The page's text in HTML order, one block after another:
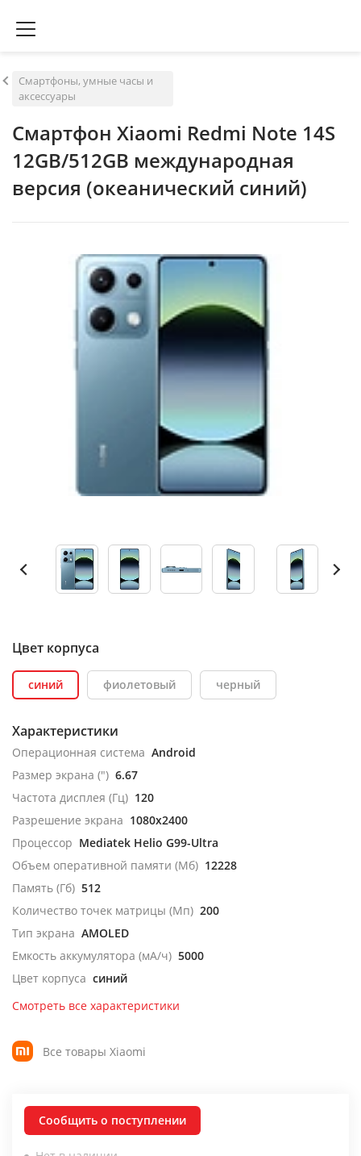
Смартфоны, умные часы и
аксессуары
Смартфон Xiaomi Redmi Note 14S
12GB/512GB международная
версия (океанический синий)
Цвет корпуса
синий фиолетовый черный
Характеристики
Операционная система Android
Размер экрана (") 6.67
Частота дисплея (Гц) 120
Разрешение экрана 1080x2400
Процессор Mediatek Helio G99-Ultra
Объем оперативной памяти (Мб) 12228
Память (Гб) 512
Количество точек матрицы (Мп) 200
Тип экрана AMOLED
Емкость аккумулятора (мА/ч) 5000
Цвет корпуса синий
Смотреть все характеристики
Все товары Xiaomi
Сообщить о поступлении